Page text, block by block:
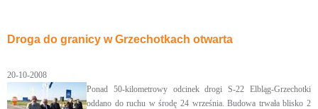
Droga do granicy w Grzechotkach otwarta
20-10-2008
Ponad 50-kilometrowy odcinek drogi S-22 Elbląg-Grzechotki
oddano do ruchu w środę 24 września. Budowa trwała blisko 2